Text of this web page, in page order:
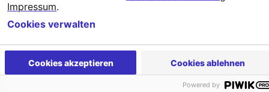
Impressum.
Cookies akzeptieren Cookies ablehnen
Cookies verwalten
Powered by